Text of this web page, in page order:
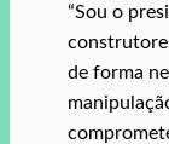
“Sou o
de forma